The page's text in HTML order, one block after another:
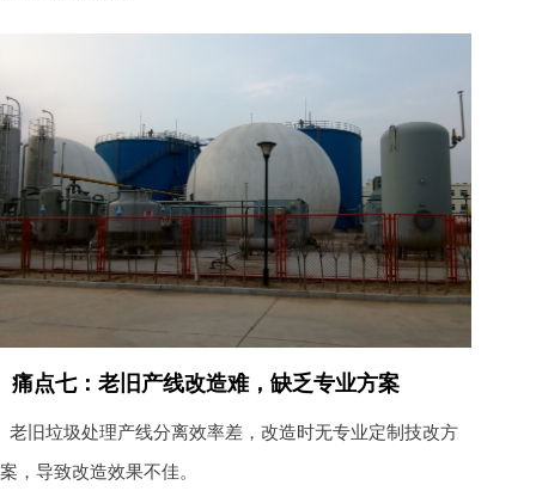
痛点七：老旧产线改造难，缺乏专业方案
老旧垃圾处理产线分离效率差，改造时无专业定制技改方
案，导致改造效果不佳。